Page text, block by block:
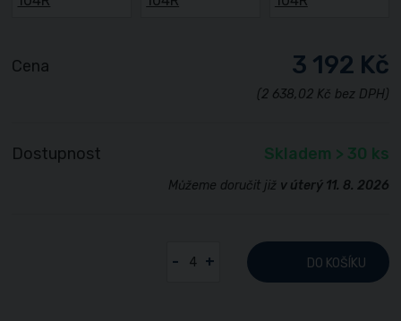
Cena 3 192 Kč
(2 638,02 Kč bez DPH)
Dostupnost Skladem > 30 ks
Můžeme doručit již v úterý 11. 8. 2026
- + DO KOŠÍKU